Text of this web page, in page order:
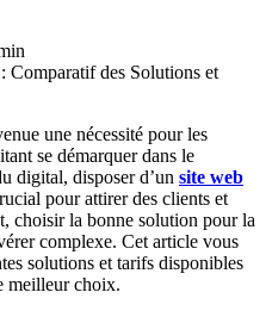
une nécessité pour les
se démarquer dans le
digital, disposer d’un site web
pour attirer des clients et
choisir la bonne solution pour la
complexe. Cet article vous
solutions et tarifs disponibles
meilleur choix.